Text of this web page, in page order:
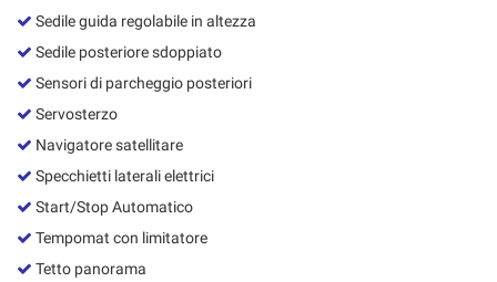
Sedile guida regolabile in altezza
Sedile posteriore sdoppiato
Sensori di parcheggio posteriori
Servosterzo
Navigatore satellitare
Specchietti laterali elettrici
Start/Stop Automatico
Tempomat con limitatore
Tetto panorama